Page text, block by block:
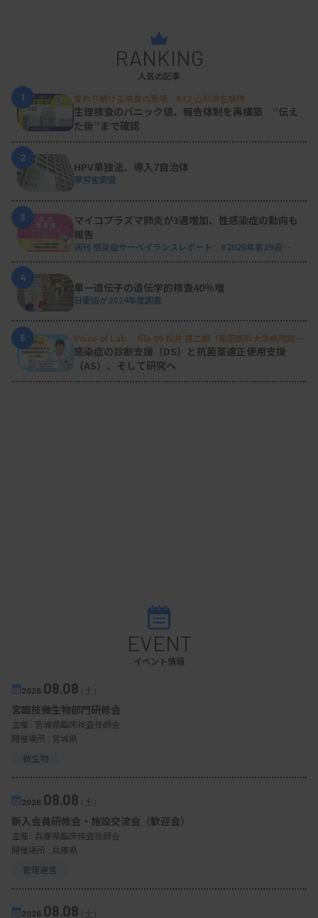
RANKING
人気の記事
1
変わり続ける検査の現場 #32 山形済生病院
生理検査のパニック値、報告体制を再構築 “伝え
た後”まで確認
2
HPV単独法、導入7自治体
厚労省調査
3
マイコプラズマ肺炎が3週増加、性感染症の動向も
報告
週刊 感染症サーベイランスレポート #2026年第29週
4
単一遺伝子の遺伝学的検査40％増
日衛協が2024年度調査
5
Voice of Lab. file 09 松井 建二郎（藤田医科大学病院臨床
検査部微生物遺伝子検査室）
感染症の診断支援（DS）と抗菌薬適正使用支援
（AS）、そして研究へ
EVENT
イベント情報
2026. 08.08（土）
宮臨技微生物部門研修会
主催 : 宮城県臨床検査技師会
開催場所 : 宮城県
微生物
2026. 08.08（土）
新入会員研修会・施設交流会（歓迎会）
主催 : 兵庫県臨床検査技師会
開催場所 : 兵庫県
管理運営
2026. 08.08（土）